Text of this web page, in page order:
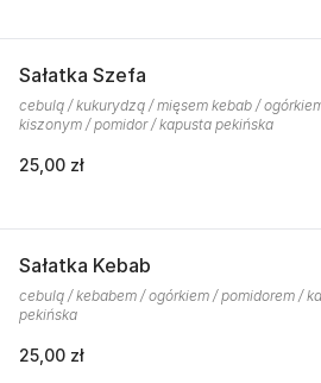
Sałatka Szefa
cebulą / kukurydzą / mięsem kebab /
kiszonym / pomidor / kapusta pekińska
25,00 zł
Sałatka Kebab
cebulą / kebabem / ogórkiem / pomidorem /
pekińska
25,00 zł